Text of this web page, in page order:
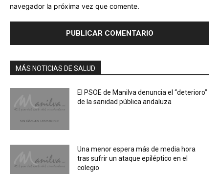
navegador la próxima vez que comente.
MÁS NOTICIAS DE SALUD
El PSOE de Manilva denuncia el “deterioro”
de la sanidad pública andaluza
Una menor espera más de media hora
tras sufrir un ataque epiléptico en el
colegio